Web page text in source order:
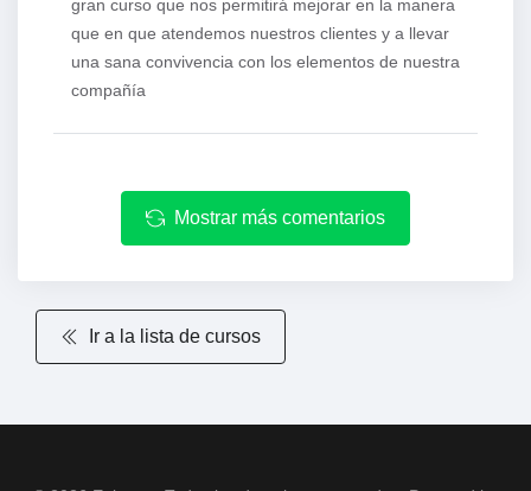
gran curso que nos permitirá mejorar en la manera
que en que atendemos nuestros clientes y a llevar
una sana convivencia con los elementos de nuestra
compañía
Mostrar más comentarios
Ir a la lista de cursos